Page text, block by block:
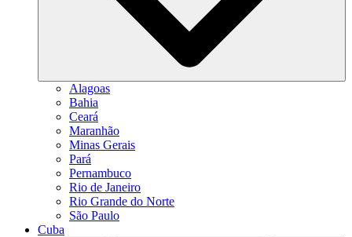
Alagoas
Bahia
Ceará
Maranhão
Minas Gerais
Pará
Pernambuco
Rio de Janeiro
Rio Grande do Norte
São Paulo
Cuba